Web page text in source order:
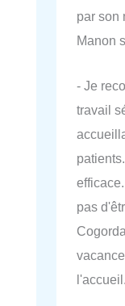
par son
Manon
- Je
travail
pas